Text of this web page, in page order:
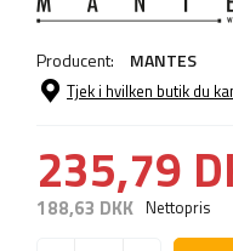
Producent: MANTES
Tjek i hvilken butik du
235,79
188,63 DKK Nettopris